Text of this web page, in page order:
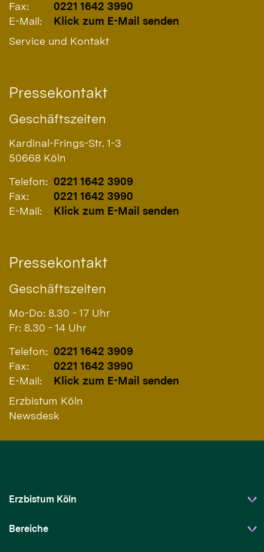
Fax:
0221 1642 3990
E-Mail:
Klick zum E-Mail senden
Service und Kontakt
Pressekontakt
Geschäftszeiten
Kardinal-Frings-Str. 1-3
50668 Köln
Telefon: 0221 1642 3909
Fax:
0221 1642 3990
E-Mail:
Klick zum E-Mail senden
Pressekontakt
Geschäftszeiten
Mo-Do: 8.30 - 17 Uhr
Fr: 8.30 - 14 Uhr
Telefon: 0221 1642 3909
Fax:
0221 1642 3990
E-Mail:
Klick zum E-Mail senden
Erzbistum Köln
Newsdesk
Erzbistum Köln
Bereiche